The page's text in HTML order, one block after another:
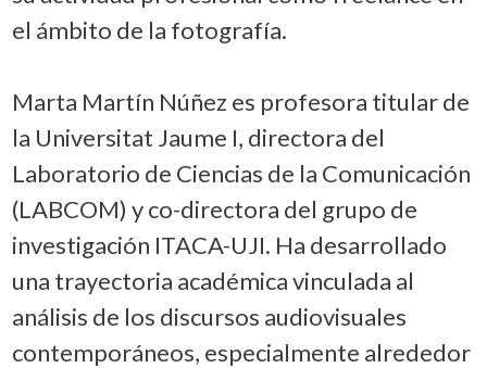
el ámbito de la fotografía.
Marta Martín Núñez es profesora titular de
la Universitat Jaume I, directora del
Laboratorio de Ciencias de la Comunicación
(LABCOM) y co-directora del grupo de
investigación ITACA-UJI. Ha desarrollado
una trayectoria académica vinculada al
análisis de los discursos audiovisuales
contemporáneos, especialmente alrededor